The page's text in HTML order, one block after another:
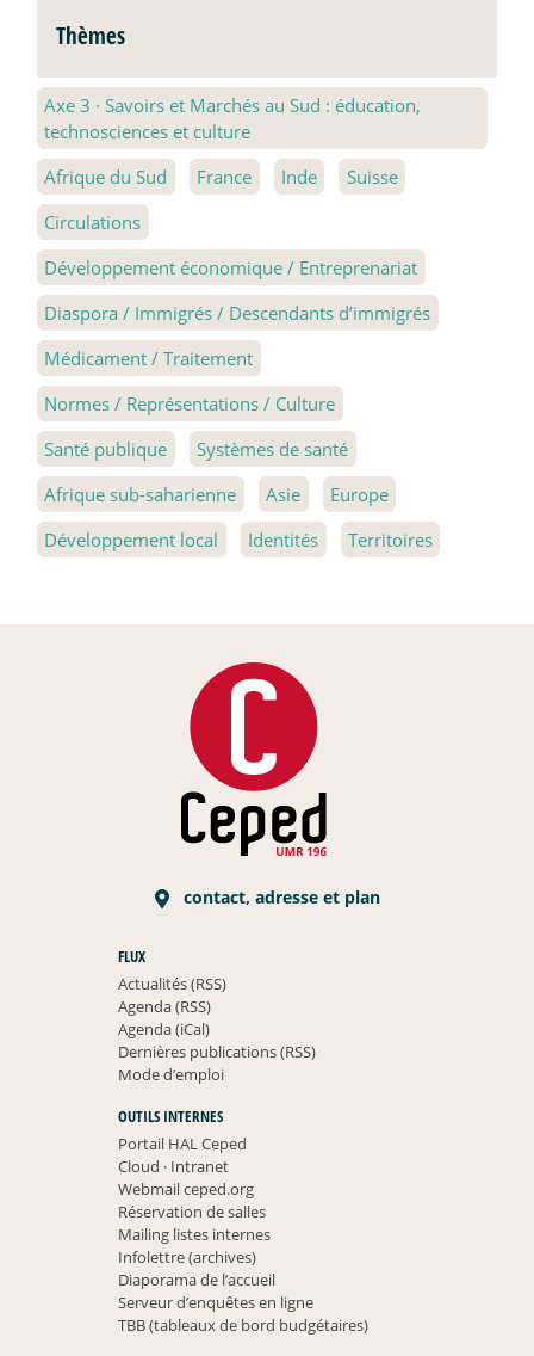
Thèmes
Axe 3 · Savoirs et Marchés au Sud : éducation,
technosciences et culture
Afrique du Sud
France Inde
Suisse
Circulations
Développement économique / Entreprenariat
Diaspora / Immigrés / Descendants d’immigrés
Médicament / Traitement
Normes / Représentations / Culture
Santé publique
Systèmes de santé
Afrique sub-saharienne
Asie
Europe
Développement local
Identités Territoires
contact, adresse et plan
FLUX
Actualités (RSS)
Agenda (RSS)
Agenda (iCal)
Dernières publications (RSS)
Mode d’emploi
OUTILS INTERNES
Portail HAL Ceped
Cloud ·Intranet
Webmail ceped.org
Réservation de salles
Mailing listes internes
Infolettre (archives)
Diaporama de l’accueil
Serveur d’enquêtes en ligne
TBB (tableaux de bord budgétaires)